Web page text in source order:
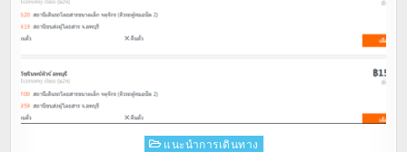
Posted
แนะนำการเดินทาง